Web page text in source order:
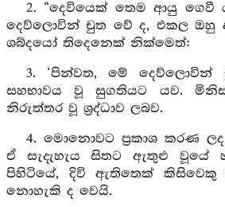
2. “දෙවියෙක් තෙම ආයු ගෙවී
දෙව්ලොවින් චුත වේ ද, එකල ඔහු
ශබ්දයෝ තිදෙනෙක් නික්මෙත්:
3. ‘පින්වත, මේ දෙව්ලොවින්
සහභාවය වූ සුගතියට යව. මිනිස්
නිරුත්තර වූ ශ්‍රද්ධාව ලබව.
4. මොනොවට ප්‍රකාශ කරණ
ඒ සැදැහැය සිතට ඇතුළු
පිහිටියේ, දිවි ඇතිතෙක් කිසිවෙකු
නොහැකි ද වෙයි.